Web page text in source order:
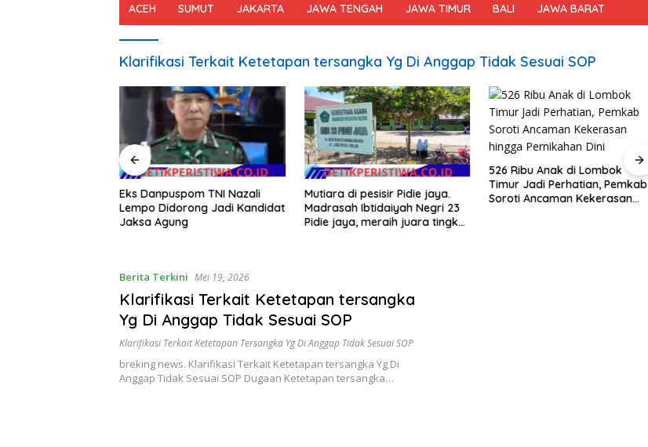
ACEH SUMUT JAKARTA JAWA TENGAH JAWA TIMUR BALI JAWA BARAT
Klarifikasi Terkait Ketetapan tersangka Yg Di Anggap Tidak Sesuai SOP
Eks Danpuspom TNI Nazali
Lempo Didorong Jadi Kandidat
Jaksa Agung
Mutiara di pesisir Pidie jaya.
Madrasah Ibtidaiyah Negri 23
Pidie jaya, meraih juara tingkat
526 Ribu Anak di Lombok
Timur Jadi Perhatian, Pemkab
Soroti Ancaman Kekerasan
Berita Terkini Mei 19, 2026
Klarifikasi Terkait Ketetapan tersangka
Yg Di Anggap Tidak Sesuai SOP
Klarifikasi Terkait Ketetapan Tersangka Yg Di Anggap Tidak Sesuai SOP
breking news. Klarifikasi Terkait Ketetapan tersangka Yg Di
Anggap Tidak Sesuai SOP Dugaan Ketetapan tersangka…